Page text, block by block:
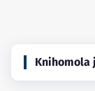
Knihomola